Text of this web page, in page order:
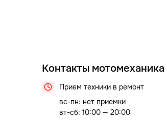
Контакты мотомеханика
Прием техники в ремонт
вс-пн: нет приемки
вт-сб: 10:00 — 20:00